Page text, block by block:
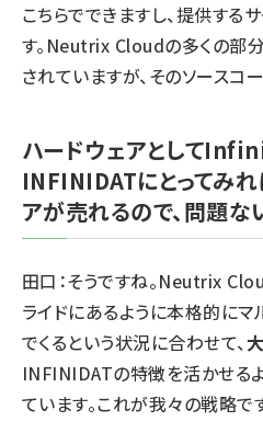
こちらでできますし、提供する
す。Neutrix Cloudの多くの部
されていますが、そのソースコ
ハードウェアとして
INFINIDATにとってみ
アが売れるので、問題な
田口：そうですね。Neutrix
ライドにあるように本格的に
でくるという状況に合わせて、
INFINIDATの特徴を活かせる
ています。これが我々の戦略で